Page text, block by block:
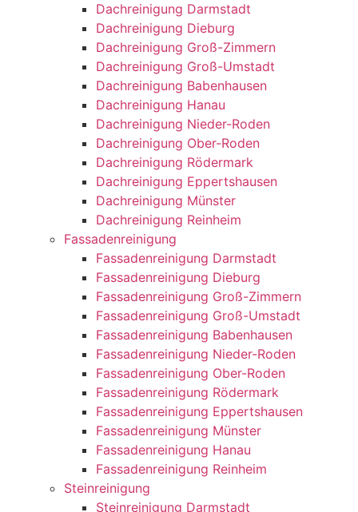
Dachreinigung Darmstadt
Dachreinigung Dieburg
Dachreinigung Groß-Zimmern
Dachreinigung Groß-Umstadt
Dachreinigung Babenhausen
Dachreinigung Hanau
Dachreinigung Nieder-Roden
Dachreinigung Ober-Roden
Dachreinigung Rödermark
Dachreinigung Eppertshausen
Dachreinigung Münster
Dachreinigung Reinheim
Fassadenreinigung
Fassadenreinigung Darmstadt
Fassadenreinigung Dieburg
Fassadenreinigung Groß-Zimmern
Fassadenreinigung Groß-Umstadt
Fassadenreinigung Babenhausen
Fassadenreinigung Nieder-Roden
Fassadenreinigung Ober-Roden
Fassadenreinigung Rödermark
Fassadenreinigung Eppertshausen
Fassadenreinigung Münster
Fassadenreinigung Hanau
Fassadenreinigung Reinheim
Steinreinigung
Steinreinigung Darmstadt